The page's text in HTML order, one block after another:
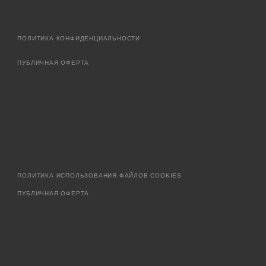
ПОЛИТИКА КОНФИДЕНЦИАЛЬНОСТИ
ПУБЛИЧНАЯ ОФЕРТА
ПОЛИТИКА ИСПОЛЬЗОВАНИЯ ФАЙЛОВ COOKIES
ПУБЛИЧНАЯ ОФЕРТА